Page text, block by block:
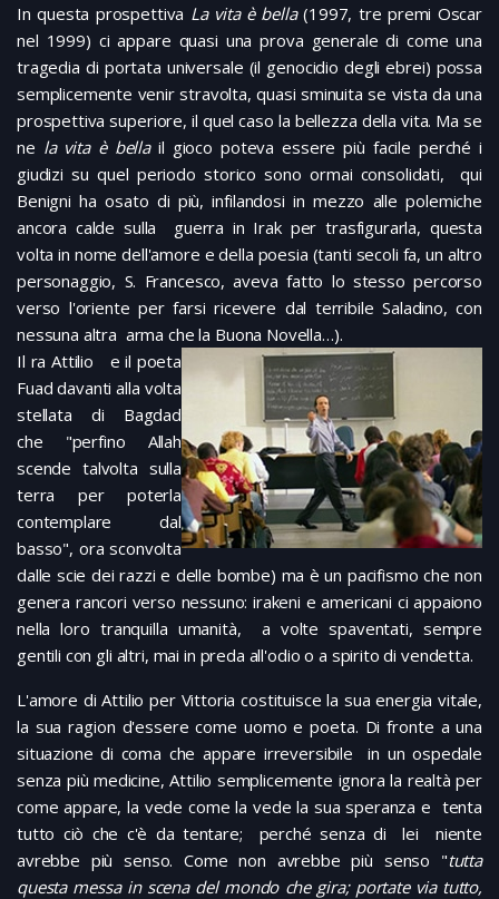
In questa prospettiva La vita è bella(1997, tre premi Oscar
nel 1999) ci appare quasi una prova generale di come una
tragedia di portata universale (il genocidio degli ebrei) possa
semplicemente venir stravolta, quasi sminuita se vista da una
prospettiva superiore, il quel caso la bellezza della vita. Ma se
ne la vita è bellail gioco poteva essere più facile perché i
giudizi su quel periodo storico sono ormai consolidati, qui
Benigni ha osato di più, infilandosi in mezzo alle polemiche
ancora calde sulla guerra in Irak per trasfigurarla, questa
volta in nome dell'amore e della poesia (tanti secoli fa, un altro
personaggio, S. Francesco, aveva fatto lo stesso percorso
verso l'oriente per farsi ricevere dal terribile Saladino, con
nessuna altra arma che la Buona Novella…).
Il ra Attilio e il poeta
Fuad davanti alla volta
stellata di Bagdad
che "perfino Allah
scende talvolta sulla
terra per poterla
contemplare dal
basso", ora sconvolta
dalle scie dei razzi e delle bombe) ma è un pacifismo che non
genera rancori verso nessuno: irakeni e americani ci appaiono
nella loro tranquilla umanità, a volte spaventati, sempre
gentili con gli altri, mai in preda all'odio o a spirito di vendetta.
L'amore di Attilio per Vittoria costituisce la sua energia vitale,
la sua ragion d'essere come uomo e poeta. Di fronte a una
situazione di coma che appare irreversibile in un ospedale
senza più medicine, Attilio semplicemente ignora la realtà per
come appare, la vede come la vede la sua speranza e tenta
tutto ciò che c'è da tentare; perché senza di lei niente
avrebbe più senso. Come non avrebbe più senso "tutta
questa messa in scena del mondo che gira; portate via tutto,